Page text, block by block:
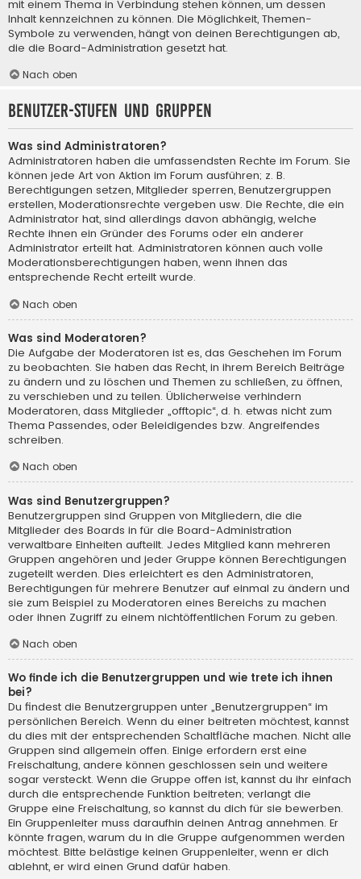
mit einem Thema in Verbindung stehen können, um dessen
Inhalt kennzeichnen zu können. Die Möglichkeit, Themen-
Symbole zu verwenden, hängt von deinen Berechtigungen ab,
die die Board-Administration gesetzt hat.
Nach oben
Benutzer-Stufen und Gruppen
Was sind Administratoren?
Administratoren haben die umfassendsten Rechte im Forum. Sie
können jede Art von Aktion im Forum ausführen; z. B.
Berechtigungen setzen, Mitglieder sperren, Benutzergruppen
erstellen, Moderationsrechte vergeben usw. Die Rechte, die ein
Administrator hat, sind allerdings davon abhängig, welche
Rechte ihnen ein Gründer des Forums oder ein anderer
Administrator erteilt hat. Administratoren können auch volle
Moderationsberechtigungen haben, wenn ihnen das
entsprechende Recht erteilt wurde.
Nach oben
Was sind Moderatoren?
Die Aufgabe der Moderatoren ist es, das Geschehen im Forum
zu beobachten. Sie haben das Recht, in ihrem Bereich Beiträge
zu ändern und zu löschen und Themen zu schließen, zu öffnen,
zu verschieben und zu teilen. Üblicherweise verhindern
Moderatoren, dass Mitglieder „offtopic“, d. h. etwas nicht zum
Thema Passendes, oder Beleidigendes bzw. Angreifendes
schreiben.
Nach oben
Was sind Benutzergruppen?
Benutzergruppen sind Gruppen von Mitgliedern, die die
Mitglieder des Boards in für die Board-Administration
verwaltbare Einheiten aufteilt. Jedes Mitglied kann mehreren
Gruppen angehören und jeder Gruppe können Berechtigungen
zugeteilt werden. Dies erleichtert es den Administratoren,
Berechtigungen für mehrere Benutzer auf einmal zu ändern und
sie zum Beispiel zu Moderatoren eines Bereichs zu machen
oder ihnen Zugriff zu einem nichtöffentlichen Forum zu geben.
Nach oben
Wo finde ich die Benutzergruppen und wie trete ich ihnen
bei?
Du findest die Benutzergruppen unter „Benutzergruppen“ im
persönlichen Bereich. Wenn du einer beitreten möchtest, kannst
du dies mit der entsprechenden Schaltfläche machen. Nicht alle
Gruppen sind allgemein offen. Einige erfordern erst eine
Freischaltung, andere können geschlossen sein und weitere
sogar versteckt. Wenn die Gruppe offen ist, kannst du ihr einfach
durch die entsprechende Funktion beitreten; verlangt die
Gruppe eine Freischaltung, so kannst du dich für sie bewerben.
Ein Gruppenleiter muss daraufhin deinen Antrag annehmen. Er
könnte fragen, warum du in die Gruppe aufgenommen werden
möchtest. Bitte belästige keinen Gruppenleiter, wenn er dich
ablehnt, er wird einen Grund dafür haben.